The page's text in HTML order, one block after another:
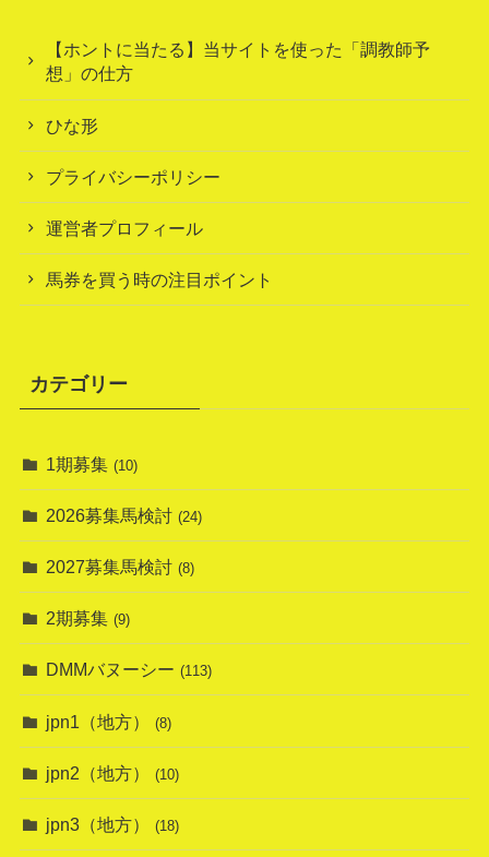
【ホントに当たる】当サイトを使った「調教師予
想」の仕方
ひな形
プライバシーポリシー
運営者プロフィール
馬券を買う時の注目ポイント
カテゴリー
1期募集 (10)
2026募集馬検討 (24)
2027募集馬検討 (8)
2期募集 (9)
DMMバヌーシー (113)
jpn1（地方） (8)
jpn2（地方） (10)
jpn3（地方） (18)